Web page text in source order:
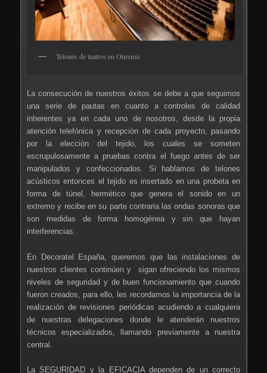
Telones de teatros en Ourense
La consecución de nuestros éxitos se debe a que seguimos
una serie de pautas en cuanto a controles de calidad
inherentes ya en cada uno de nosotros, desde la propia
atención telefónica y recepción de cada proyecto, pasando
por la elección del tejido, los cuales se someten
escrupulosamente a pruebas contra el fuego antes de ser
manipulados y confeccionados. Si hablamos de telones
acústicos entonces el tejido es insertado en una probeta en
forma de túnel, hermético que genera el sonido en un
extremo y recibe en su parte contraria las ondas sonoras que
son medidas de forma homogénea y sin que hayan
interferencias.
En Decoratel España, queremos que las instalaciones de
nuestros clientes continúen y sigan ofreciendo los mismos
niveles de seguridad y de buen funcionamiento que cuando
fueron creados, para ello, les recordamos la importancia de la
realización de revisiones periódicas acudiendo a cualquiera
de nuestras delegaciones donde le atenderán nuestros
técnicos especializados, llamando previamente a nuestra
central.
La SEGURIDAD y la EFICACIA dependen de un correcto